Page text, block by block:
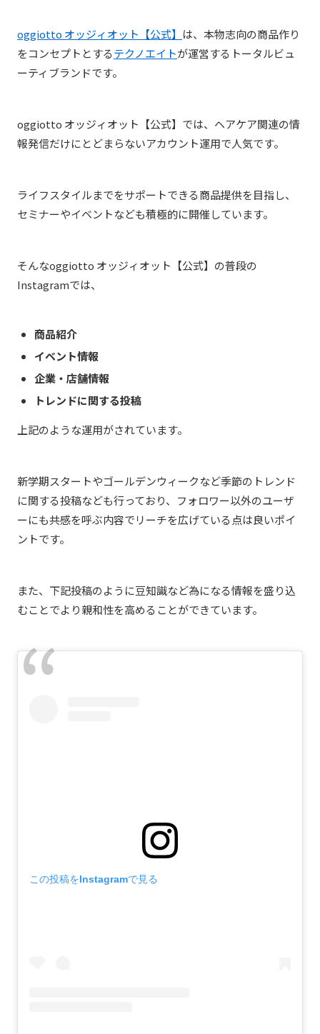
oggiotto オッジィオット【公式】 は、 本物志向の商品作り
をコンセプトとするテクノエイトが運営する トータルビュ
ーティブランドです。
oggiotto オッジィオット【公式】では、ヘアケア関連の情
報発信だけにとどまらないアカウント運用で人気です。
ライフスタイルまでをサポートできる商品提供を目指し、
セミナーやイベントなども積極的に開催しています。
そんなoggiotto オッジィオット【公式】の普段の
Instagramでは、
商品紹介
イベント情報
企業・店舗情報
トレンドに関する投稿
上記のような運用がされています。
新学期スタートやゴールデンウィークなど季節のトレンド
に関する投稿なども行っており、フォロワー以外のユーザ
ーにも共感を呼ぶ内容でリーチを広げている点は良いポイ
ントです。
また、下記投稿のように豆知識など為になる情報を盛り込
むことでより親和性を高めることができています。
この投稿をInstagramで見る